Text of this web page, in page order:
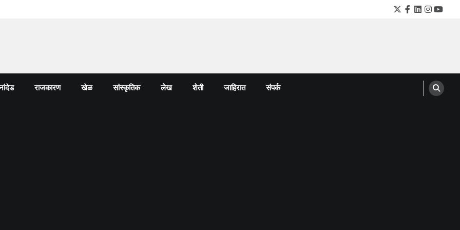
Twitter
Facebook
LinkedIn
राजकारण खेळ सांस्कृतिक लेख शेती जाहिरात संपर्क